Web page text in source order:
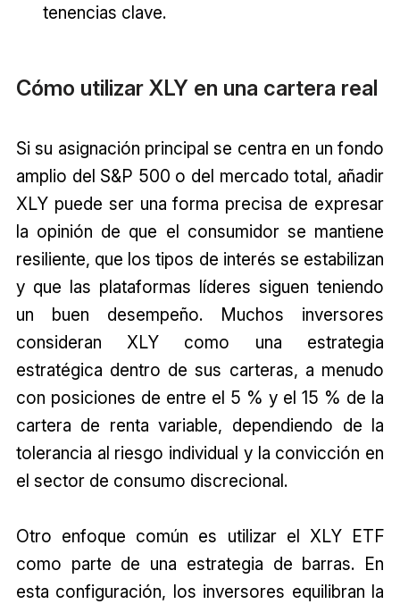
tenencias clave.
Cómo utilizar XLY en una cartera real
Si su asignación principal se centra en un fondo
amplio del S&P 500 o del mercado total, añadir
XLY puede ser una forma precisa de expresar
la opinión de que el consumidor se mantiene
resiliente, que los tipos de interés se estabilizan
y que las plataformas líderes siguen teniendo
un buen desempeño. Muchos inversores
consideran XLY como una estrategia
estratégica dentro de sus carteras, a menudo
con posiciones de entre el 5 % y el 15 % de la
cartera de renta variable, dependiendo de la
tolerancia al riesgo individual y la convicción en
el sector de consumo discrecional.
Otro enfoque común es utilizar el XLY ETF
como parte de una estrategia de barras. En
esta configuración, los inversores equilibran la